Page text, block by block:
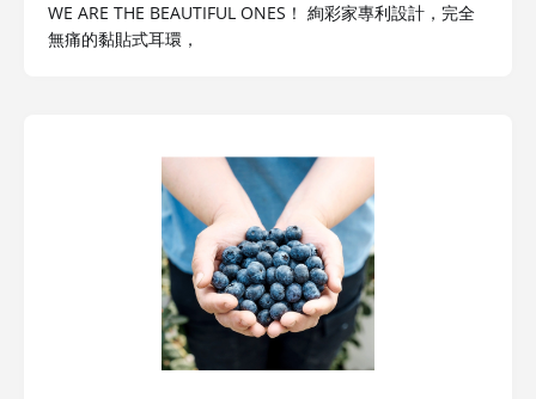
WE ARE THE BEAUTIFUL ONES！ 絢彩家專利設計，完全
無痛的黏貼式耳環，